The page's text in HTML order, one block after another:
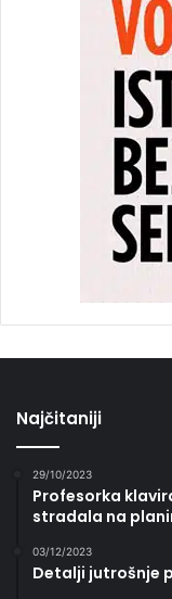
Najčitaniji
29/10/2023
Profesorka
stradala na
03/12/2023
Detalji jutrošnje